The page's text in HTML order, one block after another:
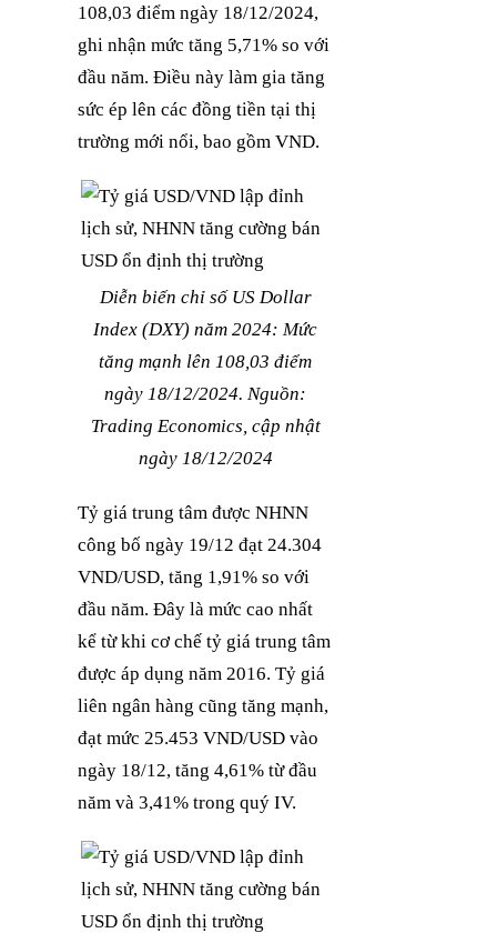
108,03 điểm ngày 18/12/2024,
ghi nhận mức tăng 5,71% so với
đầu năm. Điều này làm gia tăng
sức ép lên các đồng tiền tại thị
trường mới nổi, bao gồm VND.
Diễn biến chỉ số US Dollar
Index (DXY) năm 2024: Mức
tăng mạnh lên 108,03 điểm
ngày 18/12/2024. Nguồn:
Trading Economics, cập nhật
ngày 18/12/2024
Tỷ giá trung tâm được NHNN
công bố ngày 19/12 đạt 24.304
VND/USD, tăng 1,91% so với
đầu năm. Đây là mức cao nhất
kể từ khi cơ chế tỷ giá trung tâm
được áp dụng năm 2016. Tỷ giá
liên ngân hàng cũng tăng mạnh,
đạt mức 25.453 VND/USD vào
ngày 18/12, tăng 4,61% từ đầu
năm và 3,41% trong quý IV.